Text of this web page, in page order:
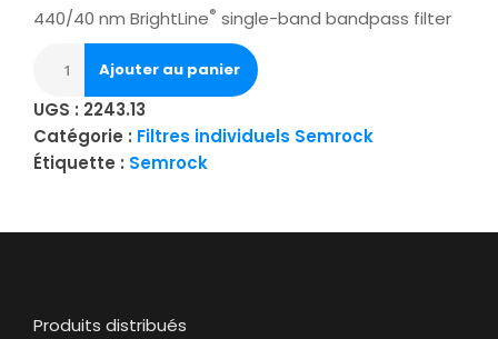
440/40 nm BrightLine® single-band bandpass filter
Ajouter au panier
UGS : 2243.13
Catégorie : Filtres individuels Semrock
Étiquette : Semrock
Produits distribués